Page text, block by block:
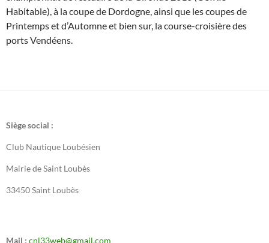
Habitable), à la coupe de Dordogne, ainsi que les coupes de
Printemps et d’Automne et bien sur, la course-croisière des
ports Vendéens.
Siège social :
Club Nautique Loubésien
Mairie de Saint Loubès
33450 Saint Loubès
Mail : cnl33web@gmail.com